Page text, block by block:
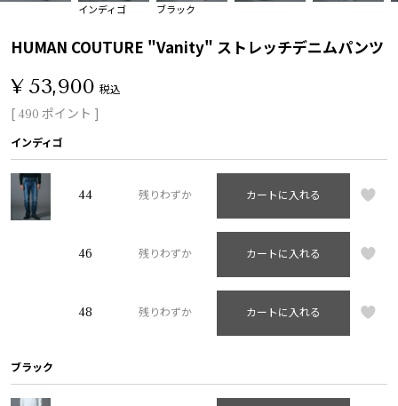
インディゴ ブラック
HUMAN COUTURE "Vanity" ストレッチデニムパンツ
¥ 53,900 税込
[ 490 ポイント ]
インディゴ
44 残りわずか カートに入れる
46 残りわずか カートに入れる
48 残りわずか カートに入れる
ブラック